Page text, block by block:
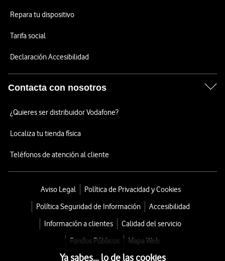
Repara tu dispositivo
Tarifa social
Declaración Accesibilidad
Contacta con nosotros
¿Quieres ser distribuidor Vodafone?
Localiza tu tienda física
Teléfonos de atención al cliente
Aviso Legal
Política de Privacidad y Cookies
Política Seguridad de Información
Accesibilidad
Información a clientes
Calidad del servicio
Fondos Públicos
Mapa Web
Ya sabes... lo de las cookies